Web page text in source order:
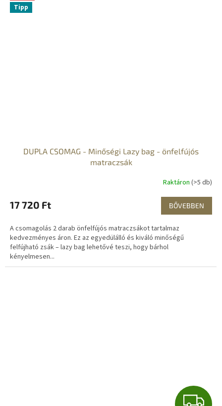
Tipp
DUPLA CSOMAG - Minőségi Lazy bag - önfelfújós
matraczsák
Raktáron (>5 db)
17 720 Ft BŐVEBBEN
A csomagolás 2 darab önfelfújós matraczsákot tartalmaz
kedvezményes áron. Ez az egyedülálló és kiváló minőségű
felfújható zsák – lazy bag lehetővé teszi, hogy bárhol
kényelmesen...
I